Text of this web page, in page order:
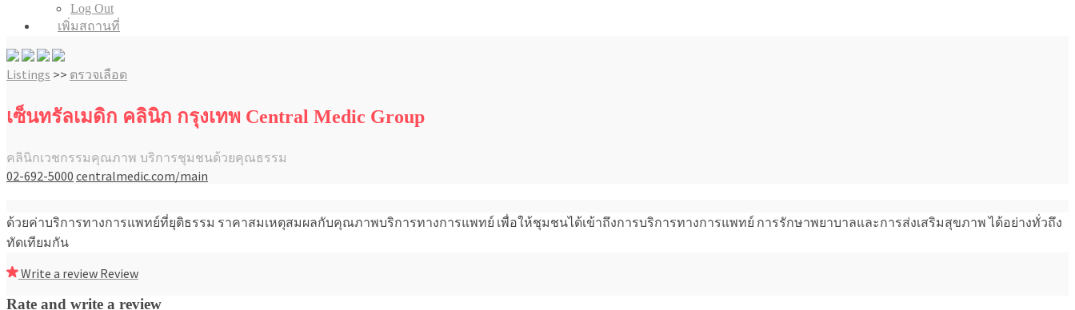
Log Out
เพิ่มสถานที่
Listings >> ตรวจเลือด
เซ็นทรัลเมดิก คลินิก กรุงเทพ Central Medic Group
คลินิกเวชกรรมคุณภาพ บริการชุมชนด้วยคุณธรรม
02-692-5000 centralmedic.com/main
ด้วยค่าบริการทางการแพทย์ที่ยุติธรรม ราคาสมเหตุสมผลกับคุณภาพบริการทางการแพทย์ เพื่อให้ชุมชนได้เข้าถึงการบริการทางการแพทย์ การรักษาพยาบาลและการส่งเสริมสุขภาพ ได้อย่างทั่วถึง
ทัดเทียมกัน
Write a review Review
Rate and write a review